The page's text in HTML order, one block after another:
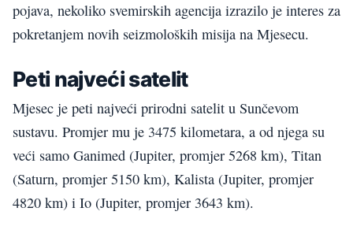
pojava, nekoliko svemirskih agencija izrazilo je interes za
pokretanjem novih seizmoloških misija na Mjesecu.
Peti najveći satelit
Mjesec je peti najveći prirodni satelit u Sunčevom
sustavu. Promjer mu je 3475 kilometara, a od njega su
veći samo Ganimed (Jupiter, promjer 5268 km), Titan
(Saturn, promjer 5150 km), Kalista (Jupiter, promjer
4820 km) i Io (Jupiter, promjer 3643 km).